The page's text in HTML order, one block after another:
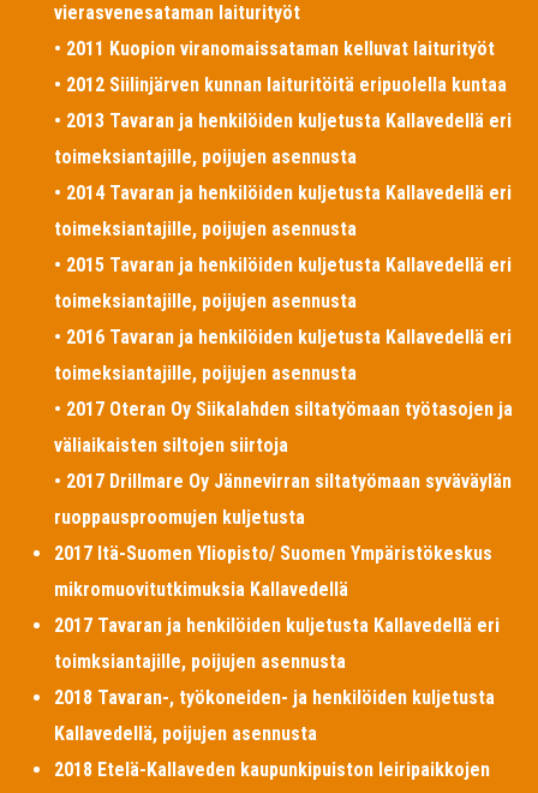
vierasvenesataman laiturityöt
• 2011 Kuopion viranomaissataman kelluvat laiturityöt
• 2012 Siilinjärven kunnan laituritöitä eripuolella kuntaa
• 2013 Tavaran ja henkilöiden kuljetusta Kallavedellä eri
toimeksiantajille, poijujen asennusta
• 2014 Tavaran ja henkilöiden kuljetusta Kallavedellä eri
toimeksiantajille, poijujen asennusta
• 2015 Tavaran ja henkilöiden kuljetusta Kallavedellä eri
toimeksiantajille, poijujen asennusta
• 2016 Tavaran ja henkilöiden kuljetusta Kallavedellä eri
toimeksiantajille, poijujen asennusta
• 2017 Oteran Oy Siikalahden siltatyömaan työtasojen ja
väliaikaisten siltojen siirtoja
• 2017 Drillmare Oy Jännevirran siltatyömaan syväväylän
ruoppausproomujen kuljetusta
2017 Itä-Suomen Yliopisto/ Suomen Ympäristökeskus
mikromuovitutkimuksia Kallavedellä
2017 Tavaran ja henkilöiden kuljetusta Kallavedellä eri
toimksiantajille, poijujen asennusta
2018 Tavaran-, työkoneiden- ja henkilöiden kuljetusta
Kallavedellä, poijujen asennusta
2018 Etelä-Kallaveden kaupunkipuiston leiripaikkojen